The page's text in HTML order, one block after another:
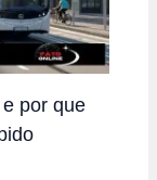
por que